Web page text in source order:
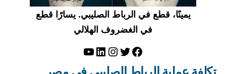
يمينًا، قطع في الرباط الصليبي. يسارًا قطع
في الغضروف الهلالي
فيسبوك
تويترإنستجرام
لينكد إنيوتيوب